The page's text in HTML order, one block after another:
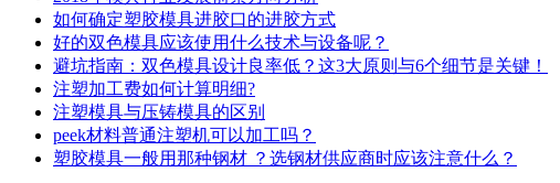
如何确定塑胶模具进胶口的进胶方式
好的双色模具应该使用什么技术与设备呢？
避坑指南：双色模具设计良率低？这3大原则与6个细节是关键！
注塑加工费如何计算明细?
注塑模具与压铸模具的区别
peek材料普通注塑机可以加工吗？
塑胶模具一般用那种钢材 ？选钢材供应商时应该注意什么？